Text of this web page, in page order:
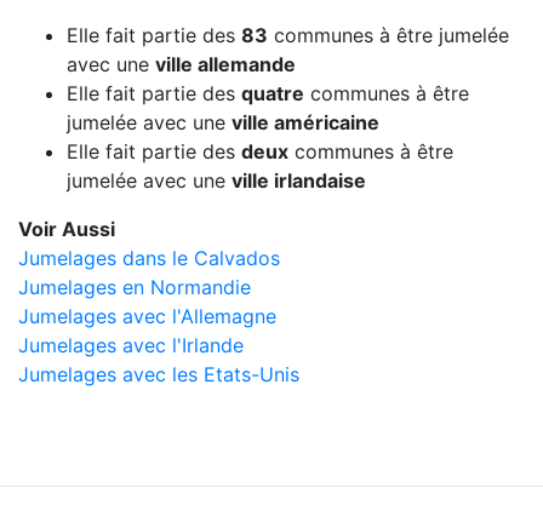
Elle fait partie des 83 communes à être jumelée
avec une ville allemande
Elle fait partie des quatre communes à être
jumelée avec une ville américaine
Elle fait partie des deux communes à être
jumelée avec une ville irlandaise
Voir Aussi
Jumelages dans le Calvados
Jumelages en Normandie
Jumelages avec l'Allemagne
Jumelages avec l'Irlande
Jumelages avec les Etats-Unis